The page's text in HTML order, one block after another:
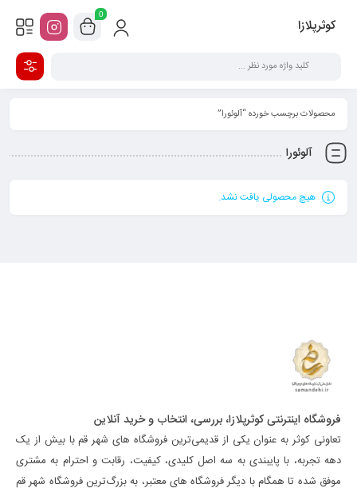
کوثرپلازا
0
محصولات برچسب خورده “آلوئورا”
آلوئورا
هیچ محصولی یافت نشد.
فروشگاه اینترنتی کوثرپلازا، بررسی، انتخاب و خرید آنلاین
تعاونی کوثر به عنوان یکی از قدیمی‌ترین فروشگاه های شهر قم با بیش از یک
دهه تجربه، با پایبندی به سه اصل کلیدی، کیفیت، رقابت و احترام به مشتری
موفق شده تا همگام با دیگر فروشگاه های معتبر، به بزرگ‌ترین فروشگاه شهر قم